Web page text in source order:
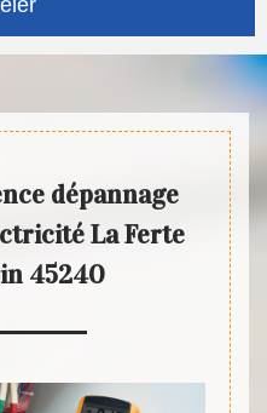
dépannage
La Ferte
45240